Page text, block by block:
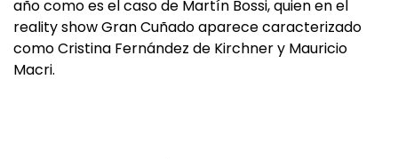
año como es el caso de Martín Bossi, quien en el
reality show Gran Cuñado aparece caracterizado
como Cristina Fernández de Kirchner y Mauricio
Macri.